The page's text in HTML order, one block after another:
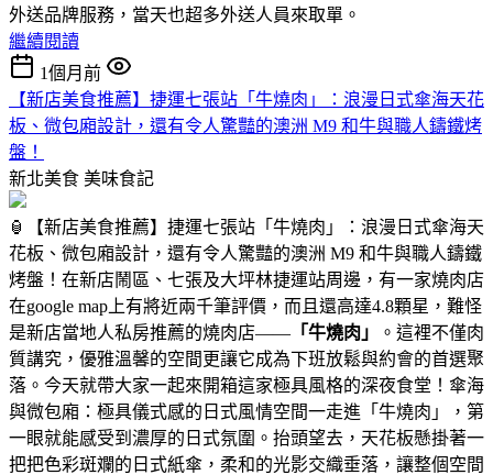
外送品牌服務，當天也超多外送人員來取單。
繼續閱讀
1個月前
【新店美食推薦】捷運七張站「牛燒肉」：浪漫日式傘海天花
板、微包廂設計，還有令人驚豔的澳洲 M9 和牛與職人鑄鐵烤
盤！
新北美食 美味食記
🏮【新店美食推薦】捷運七張站「牛燒肉」：浪漫日式傘海天
花板、微包廂設計，還有令人驚豔的澳洲 M9 和牛與職人鑄鐵
烤盤！在新店鬧區、七張及大坪林捷運站周邊，有一家燒肉店
在google map上有將近兩千筆評價，而且還高達4.8顆星，難怪
是新店當地人私房推薦的燒肉店—— 「牛燒肉」
。這裡不僅肉
質講究，優雅溫馨的空間更讓它成為下班放鬆與約會的首選聚
落。今天就帶大家一起來開箱這家極具風格的深夜食堂！傘海
與微包廂：極具儀式感的日式風情空間一走進「牛燒肉」，第
一眼就能感受到濃厚的日式氛圍。抬頭望去，天花板懸掛著一
把把色彩斑斕的日式紙傘，柔和的光影交織垂落，讓整個空間